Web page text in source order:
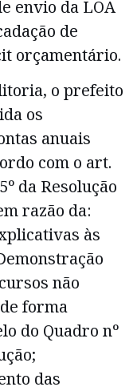
envio da LOA
de
orçamentário.
o prefeito
os
anuais
com o art.
da Resolução
razão da:
às
não
forma
do Quadro nº
das